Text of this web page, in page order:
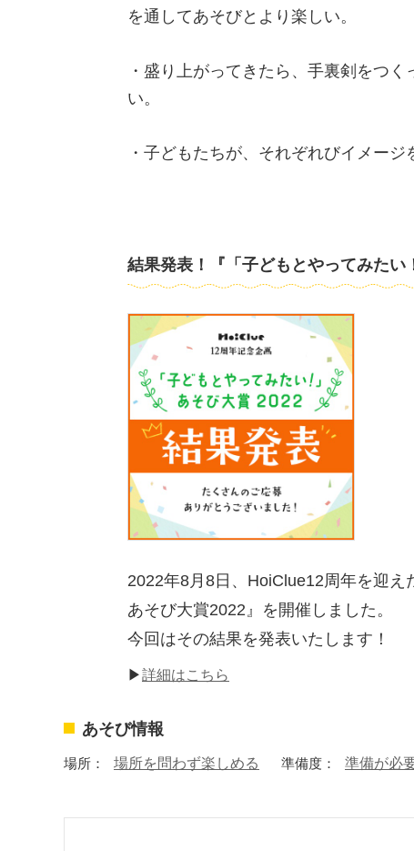
を通してあそびとより楽しい。
・盛り上がってきたら、手裏剣をつ
い。
・子どもたちが、それぞれびイメー
結果発表！『「子どもとやってみた
2022年8月8日、HoiClue12周年を迎え
あそび大賞2022』を開催しました。
今回はその結果を発表いたします！
▶詳細はこちら
あそび情報
場所： 場所を問わず楽しめる 準備度： 準備が必